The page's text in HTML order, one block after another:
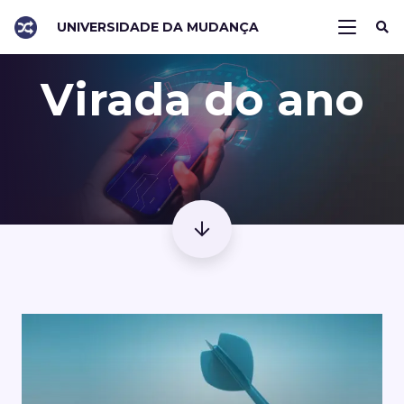
UNIVERSIDADE DA MUDANÇA
Virada do ano